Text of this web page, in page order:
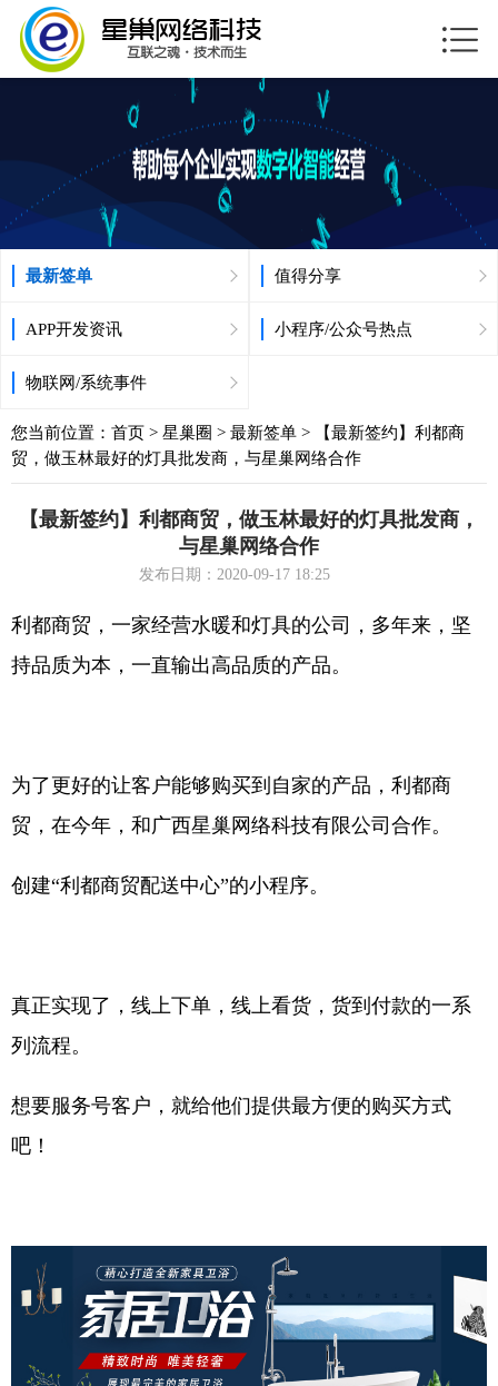
最新签单 值得分享
APP开发资讯 小程序/公众号热点
物联网/系统事件
您当前位置： 首页 > 星巢圈 > 最新签单 > 【最新签约】利都商
贸，做玉林最好的灯具批发商，与星巢网络合作
【最新签约】利都商贸，做玉林最好的灯具批发商，
与星巢网络合作
发布日期：2020-09-17 18:25
利都商贸，一家经营水暖和灯具的公司，多年来，坚
持品质为本，一直输出高品质的产品。
为了更好的让客户能够购买到自家的产品，利都商
贸，在今年，和广西星巢网络科技有限公司合作。
创建“利都商贸配送中心”的小程序。
真正实现了，线上下单，线上看货，货到付款的一系
列流程。
想要服务号客户，就给他们提供最方便的购买方式
吧！